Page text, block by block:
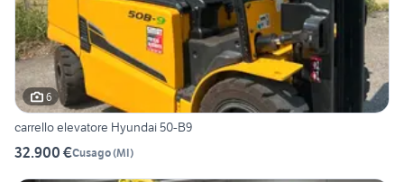
6
carrello elevatore Hyundai 50-B9
32.900 €Cusago(MI)